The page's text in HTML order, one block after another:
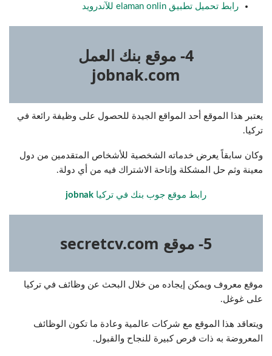
رابط تحميل تطبيق elaman onlin للآندرويد
4- موقع بنك العمل
jobnak.com
يعتبر هذا الموقع أحد المواقع الجيدة للحصول على وظيفة رائعة في
تركيا.
وكان سابقاً يعرض خدماته الشخصية للأشخاص المتقدمين من دول
معينة وثم حل المشكلة وإتاحة الاشتراك فيه من أي دولة.
رابط موقع جوب بنك في تركيا jobnak
5- موقع secretcv.com
موقع معروف ويمكن إيجاده من خلال البحث عن وظائف في تركيا
على غوغل.
ويتعاقد هذا الموقع مع شركات عالمية وعادة ما تكون الوظائف
المعروضة به ذات فرص كبيرة للنجاح والقبول.